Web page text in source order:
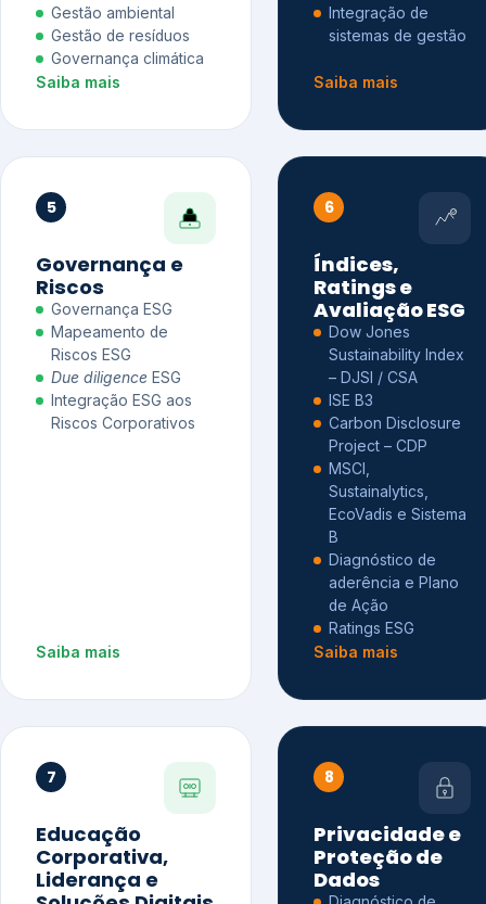
Gestão ambiental
Gestão de resíduos
Governança climática
Saiba mais
Integração de
sistemas de gestão
Saiba mais
5
Governança e
Riscos
Governança ESG
Mapeamento de
Riscos ESG
Due diligence ESG
Integração ESG aos
Riscos Corporativos
Saiba mais
6
Índices,
Ratings e
Avaliação ESG
Dow Jones
Sustainability Index
– DJSI / CSA
ISE B3
Carbon Disclosure
Project – CDP
MSCI,
Sustainalytics,
EcoVadis e Sistema
B
Diagnóstico de
aderência e Plano
de Ação
Ratings ESG
Saiba mais
7
Educação
Corporativa,
Liderança e
8
Privacidade e
Proteção de
Dados